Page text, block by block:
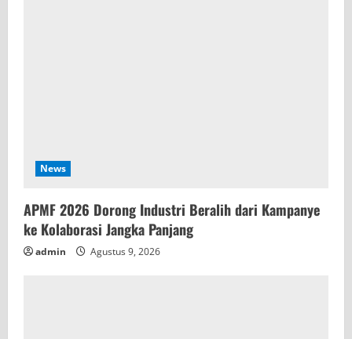
News
APMF 2026 Dorong Industri Beralih dari Kampanye
ke Kolaborasi Jangka Panjang
admin Agustus 9, 2026